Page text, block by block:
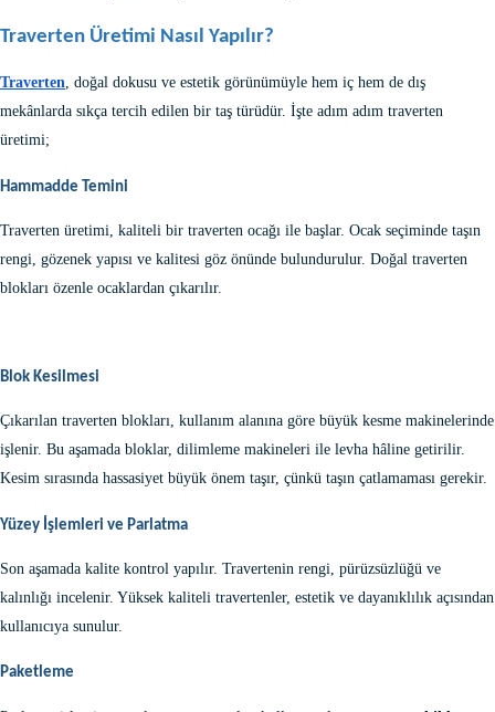
Traverten Üretimi Nasıl Yapılır?
Traverten , doğal dokusu ve estetik görünümüyle hem iç hem de dış
mekânlarda sıkça tercih edilen bir taş türüdür. İşte adım adım traverten
üretimi;
Hammadde Temini
Traverten üretimi, kaliteli bir traverten ocağı ile başlar. Ocak seçiminde taşın
rengi, gözenek yapısı ve kalitesi göz önünde bulundurulur. Doğal traverten
blokları özenle ocaklardan çıkarılır.
Blok Kesilmesi
Çıkarılan traverten blokları, kullanım alanına göre büyük kesme makinelerinde
işlenir. Bu aşamada bloklar, dilimleme makineleri ile levha hâline getirilir.
Kesim sırasında hassasiyet büyük önem taşır, çünkü taşın çatlamaması gerekir.
Yüzey İşlemleri ve Parlatma
Son aşamada kalite kontrol yapılır. Travertenin rengi, pürüzsüzlüğü ve
kalınlığı incelenir. Yüksek kaliteli travertenler, estetik ve dayanıklılık açısından
kullanıcıya sunulur.
Paketleme